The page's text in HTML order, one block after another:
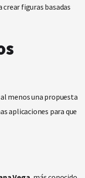
crear figuras basadas
menos una propuesta
aplicaciones para que